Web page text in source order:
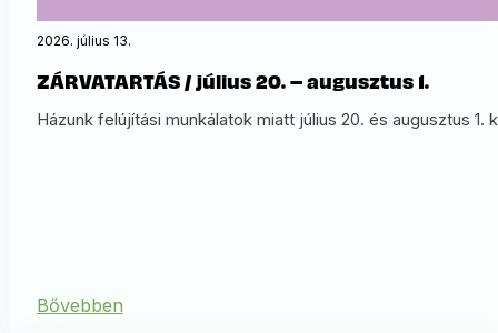
2026. július 13.
ZÁRVATARTÁS / július 20. – augusztus 1.
Házunk felújítási munkálatok miatt július 20. és augusztus
Bővebben